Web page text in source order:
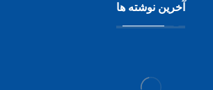
آخرین نوشته ها